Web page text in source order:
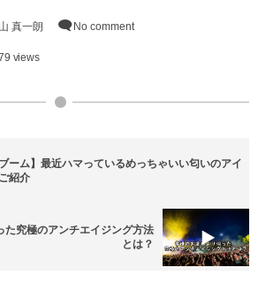
真一朗 No comment
views
ブーム】最近ハマっているめっちゃいい匂いのアイ
紹介
た究極のアンチエイジング方法
とは？